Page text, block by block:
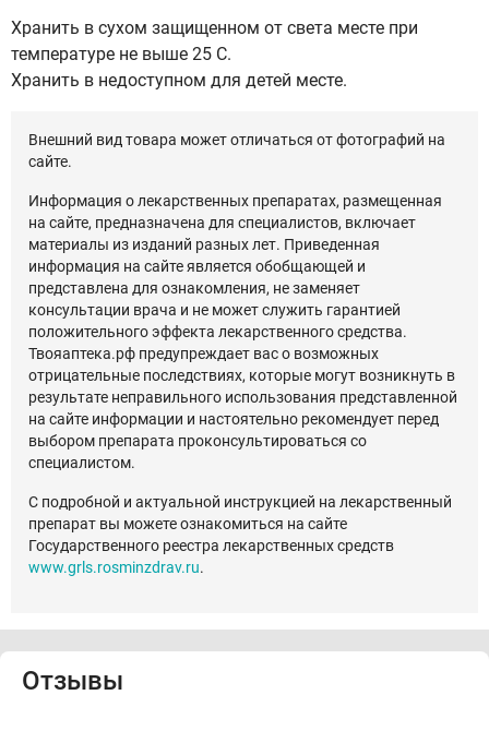
Хранить в сухом защищенном от света месте при
температуре не выше 25 С.
Хранить в недоступном для детей месте.
Внешний вид товара может отличаться от фотографий на
сайте.
Информация о лекарственных препаратах, размещенная
на сайте, предназначена для специалистов, включает
материалы из изданий разных лет. Приведенная
информация на сайте является обобщающей и
представлена для ознакомления, не заменяет
консультации врача и не может служить гарантией
положительного эффекта лекарственного средства.
Твояаптека.рф предупреждает вас о возможных
отрицательные последствиях, которые могут возникнуть в
результате неправильного использования представленной
на сайте информации и настоятельно рекомендует перед
выбором препарата проконсультироваться со
специалистом.
С подробной и актуальной инструкцией на лекарственный
препарат вы можете ознакомиться на сайте
Государственного реестра лекарственных средств
www.grls.rosminzdrav.ru.
Отзывы